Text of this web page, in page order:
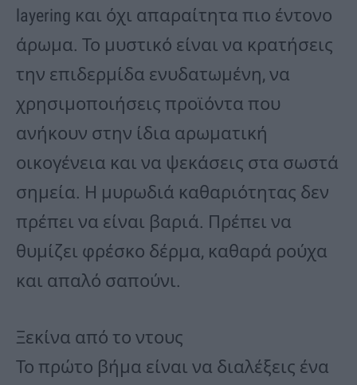
layering και όχι απαραίτητα πιο έντονο
άρωμα. Το μυστικό είναι να κρατήσεις
την επιδερμίδα ενυδατωμένη, να
χρησιμοποιήσεις προϊόντα που
ανήκουν στην ίδια αρωματική
οικογένεια και να ψεκάσεις στα σωστά
σημεία. Η μυρωδιά καθαριότητας δεν
πρέπει να είναι βαριά. Πρέπει να
θυμίζει φρέσκο δέρμα, καθαρά ρούχα
και απαλό σαπούνι.
Ξεκίνα από το ντους
Το πρώτο βήμα είναι να διαλέξεις ένα